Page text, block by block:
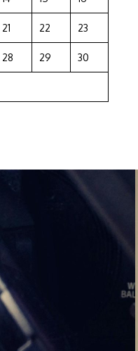
21 22 23
28 29 30